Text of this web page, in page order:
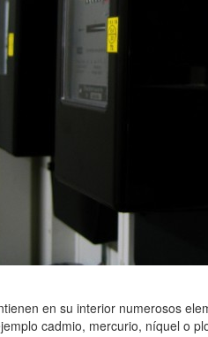
en su interior numerosos
cadmio, mercurio, níquel o